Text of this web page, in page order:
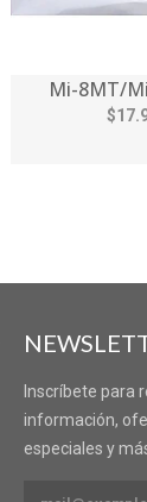
Mi-8MT/
Inscríbete para
información,
especiales y